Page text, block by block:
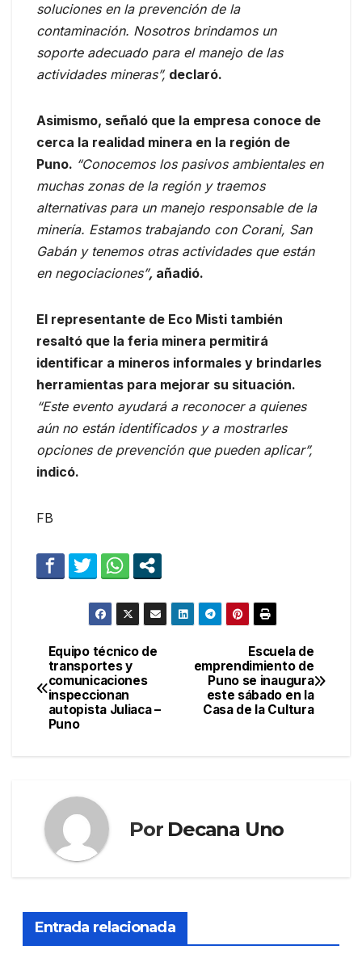
soluciones en la prevención de la
contaminación. Nosotros brindamos un
soporte adecuado para el manejo de las
actividades mineras”, declaró.
Asimismo, señaló que la empresa conoce de
cerca la realidad minera en la región de
Puno. “Conocemos los pasivos ambientales en
muchas zonas de la región y traemos
alternativas para un manejo responsable de la
minería. Estamos trabajando con Corani, San
Gabán y tenemos otras actividades que están
en negociaciones”, añadió.
El representante de Eco Misti también
resaltó que la feria minera permitirá
identificar a mineros informales y brindarles
herramientas para mejorar su situación.
“Este evento ayudará a reconocer a quienes
aún no están identificados y a mostrarles
opciones de prevención que pueden aplicar”,
indicó.
FB
Navegación
de
entradas
Escuela de
emprendimiento de
Puno se inaugura
este sábado en la
Casa de la Cultura
Equipo técnico de
transportes y
comunicaciones
inspeccionan
autopista Juliaca –
Puno
Por Decana Uno
Entrada relacionada